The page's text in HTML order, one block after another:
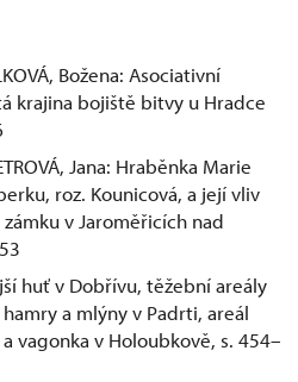
Božena: Asociativní
krajina bojiště bitvy u Hradce
Jana: Hraběnka Marie
roz. Kounicová, a její vliv
v Jaroměřicích nad
huť v Dobřívu, těžební areály
a mlýny v Padrti, areál
vagonka v Holoubkově, s. 454–